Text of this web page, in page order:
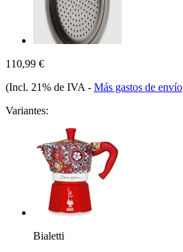
110,99 €
(Incl. 21% de IVA - Más gastos de envío
Variantes:
Bialetti